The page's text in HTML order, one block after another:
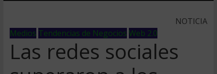
NOTICIA
Medios Tendencias de Negocios Web 2.0
Las redes sociales